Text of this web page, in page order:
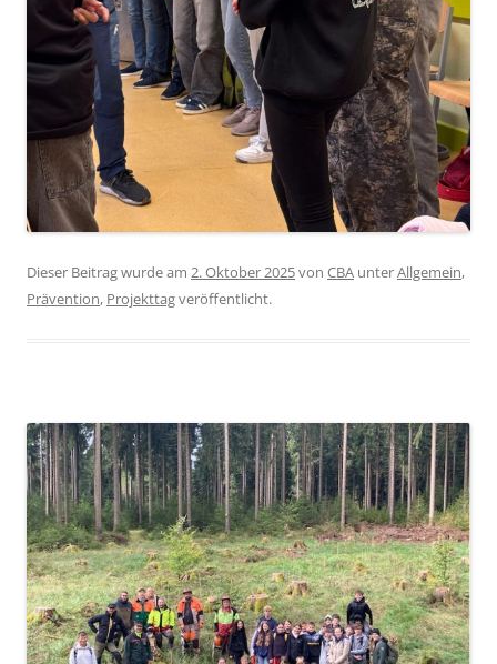
Dieser Beitrag wurde am 2. Oktober 2025von CBA unterAllgemein,
Prävention, Projekttagveröffentlicht.